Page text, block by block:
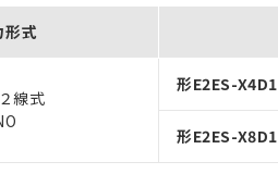
形式
線式
形E2ES-X4D1
形E2ES-X8D1